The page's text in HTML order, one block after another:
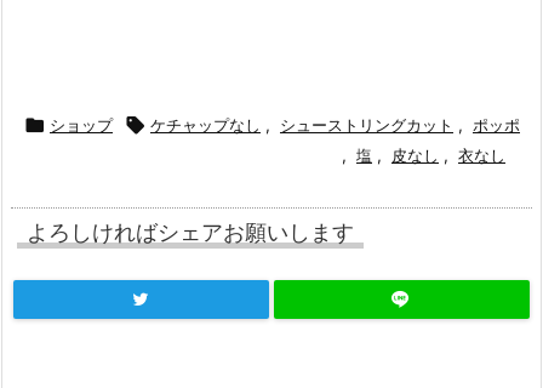
 ショップ  ケチャップなし , シューストリングカット ,
ポッポ
, 塩 , 皮なし , 衣なし
よろしければシェアお願いします